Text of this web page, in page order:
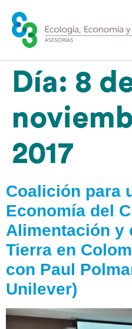
Día: 8
2017
Coalición para
Economía del
Alimentación y
Tierra en
con Paul
Unilever)